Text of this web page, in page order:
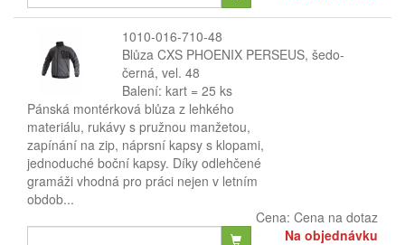
1010-016-710-48
Blůza CXS PHOENIX PERSEUS, šedo-
černá, vel. 48
Balení: kart = 25 ks
Pánská montérková blůza z lehkého
materiálu, rukávy s pružnou manžetou,
zapínání na zip, náprsní kapsy s klopami,
jednoduché boční kapsy. Díky odlehčené
gramáži vhodná pro práci nejen v letním
obdob...
Cena: Cena na dotaz
Na objednávku